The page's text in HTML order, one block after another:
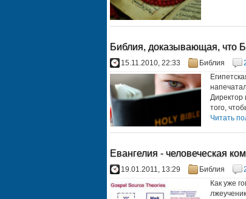
Библия, доказывающая, что
15.11.2010, 22:33 Библия
Директор
того,
Читать
Евангелия - человеческая
19.01.2011, 13:29 Библия
Как уже